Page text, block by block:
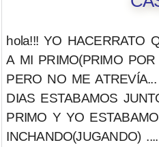
hola!!! YO HACERRATO
A MI PRIMO(PRIMO
PERO NO ME
DIAS ESTABAMOS
PRIMO Y YO
INCHANDO(JUGANDO)